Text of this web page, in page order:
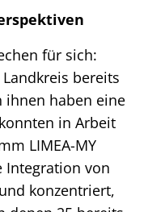
für sich:
bereits
ihnen haben eine
in Arbeit
LIMEA-MY
Integration von
konzentriert,